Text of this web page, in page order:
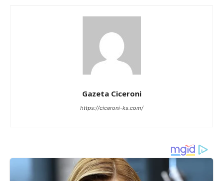
Gazeta Ciceroni
https://ciceroni-ks.com/